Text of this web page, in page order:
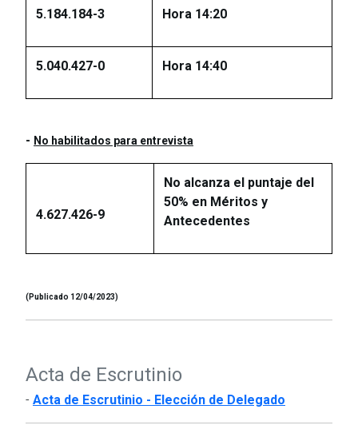
5.184.184-3 Hora 14:20
5.040.427-0 Hora 14:40
- No habilitados para entrevista
4.627.426-9
No alcanza el puntaje del
50% en Méritos y
Antecedentes
(Publicado 12/04/2023)
Acta de Escrutinio
- Acta de Escrutinio - Elección de Delegado